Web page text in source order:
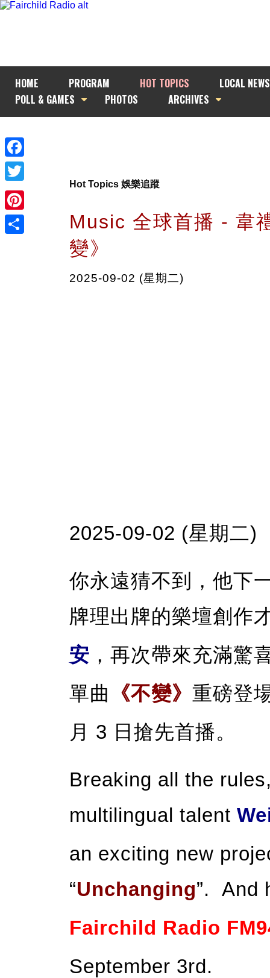
HOME PROGRAM HOT TOPICS
LOCAL NEWS
POLL & GAMES
PHOTOS ARCHIVES
Facebook
Twitter
Pinterest
Hot Topics 娛樂追蹤
Music 全球首播 - 韋
變》
2025-09-02 (星期二)
2025-09-02 (星期二)
你永遠猜不到，他下
牌理出牌的樂壇創
安 ，再次帶來充滿驚
單曲
《不變》 重磅登
月 3 日搶先首播。
Breaking all the
multilingual talent
an exciting new
“Unchanging”. And
Fairchild Radio
September 3rd.